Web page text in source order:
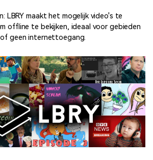
LBRY maakt het mogelijk video's te
offline te bekijken, ideaal voor gebieden
geen internettoegang.